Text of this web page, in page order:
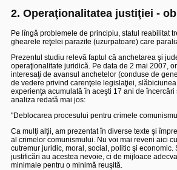
2. Operaţionalitatea justiţiei -
Pe lîngă problemele de principiu, statul reabilitat
ghearele reţelei parazite (uzurpatoare) care
Prezentul studiu relevă faptul că anchetarea şi
operaţionalitate juridică. Pe data de 2 mai 2007,
interesaţi de avansul anchetelor (conduse de
de vedere privind carenţele legislaţiei,
experienţa acumulată în aceşti 17 ani de încercări
analiza redată mai jos:
"Deblocarea procesului pentru crimele
Ca mulţi alţii, am prezentat în diverse texte şi
al crimelor comunismului. Nu voi mai reveni aici
cutremur juridic, moral, social, politic şi
justificări au acestea nevoie, ci de mijloace
minimale pentru o minimă reuşită.